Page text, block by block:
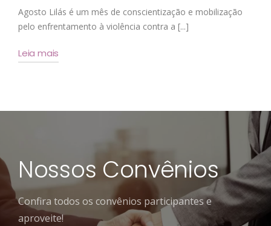
Agosto Lilás é um mês de conscientização e mobilização
pelo enfrentamento à violência contra a [...]
Leia mais
Nossos Convênios
Confira todos os convênios participantes e
aproveite!